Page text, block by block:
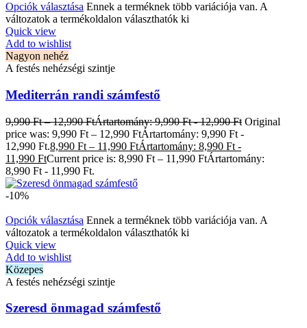
Opciók választása Ennek a terméknek több variációja van. A
változatok a termékoldalon választhatók ki
Quick view
Add to wishlist
Nagyon nehéz
A festés nehézségi szintje
Mediterrán randi számfestő
9,990Ft – 12,990FtÁrtartomány: 9,990 Ft - 12,990 Ft Original
price was: 9,990 Ft – 12,990 FtÁrtartomány: 9,990 Ft -
12,990 Ft.8,990 Ft – 11,990 FtÁrtartomány: 8,990 Ft -
11,990 FtCurrent price is: 8,990 Ft – 11,990 FtÁrtartomány:
8,990 Ft - 11,990 Ft.
-10%
Opciók választása Ennek a terméknek több variációja van. A
változatok a termékoldalon választhatók ki
Quick view
Add to wishlist
Közepes
A festés nehézségi szintje
Szeresd önmagad számfestő